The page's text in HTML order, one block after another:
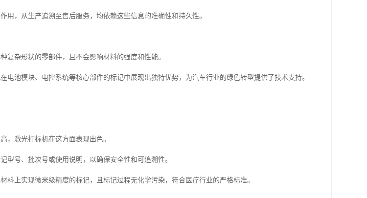
用，从生产追溯至售后服务，均依赖这些信息的准确性和持久性。
复杂形状的零部件，且不会影响材料的强度和性能。
电池模块、电控系统等核心部件的标记中展现出独特优势，为汽车行业的绿色转型提供了技术支持。
，激光打标机在这方面表现出色。
型号、批次号或使用说明，以确保安全性和可追溯性。
料上实现微米级精度的标记，且标记过程无化学污染，符合医疗行业的严格标准。